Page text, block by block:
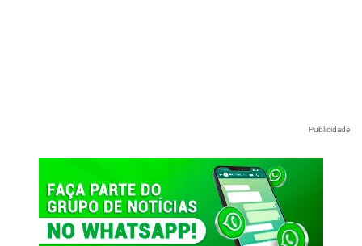
Publicidade